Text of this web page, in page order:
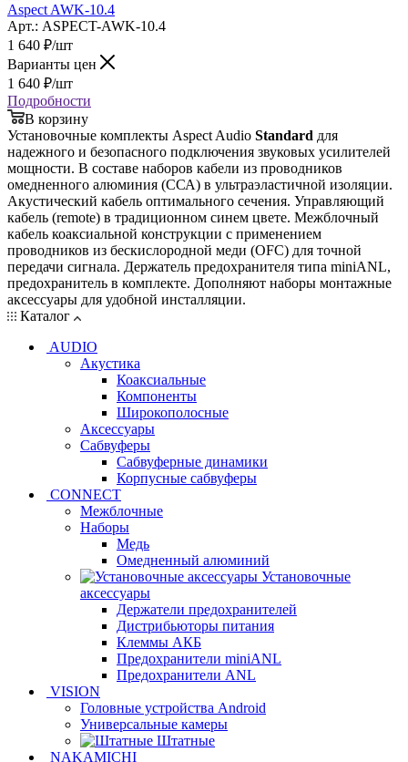
Aspect AWK-10.4
Арт.: ASPECT-AWK-10.4
1 640 ₽/шт
Варианты цен
1 640 ₽/шт
Подробности
В корзину
Установочные комплекты Aspect Audio Standard для
надежного и безопасного подключения звуковых усилителей
мощности. В составе наборов кабели из проводников
омедненного алюминия (ССА) в ультраэластичной изоляции.
Акустический кабель оптимального сечения. Управляющий
кабель (remote) в традиционном синем цвете. Межблочный
кабель коаксиальной конструкции с применением
проводников из бескислородной меди (OFC) для точной
передачи сигнала. Держатель предохранителя типа miniANL,
предохранитель в комплекте. Дополняют наборы монтажные
аксессуары для удобной инсталляции.
Каталог
AUDIO
Акустика
Коаксиальные
Компоненты
Широкополосные
Аксессуары
Сабвуферы
Сабвуферные динамики
Корпусные сабвуферы
CONNECT
Межблочные
Наборы
Медь
Омедненный алюминий
Установочные
аксессуары
Держатели предохранителей
Дистрибьюторы питания
Клеммы АКБ
Предохранители miniANL
Предохранители ANL
VISION
Головные устройства Android
Универсальные камеры
Штатные
NAKAMICHI